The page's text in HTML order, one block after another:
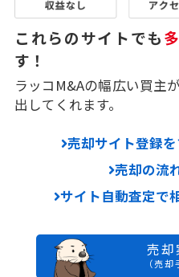
これらのサイトでも
す！
ラッコM&Aの幅広い買主
出してくれます。
売却サイト登録を
売却の流
サイト自動査定で
売却
（売